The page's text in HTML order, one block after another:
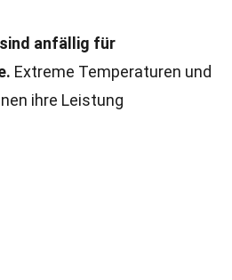
anfällig für
Extreme Temperaturen und
ihre Leistung